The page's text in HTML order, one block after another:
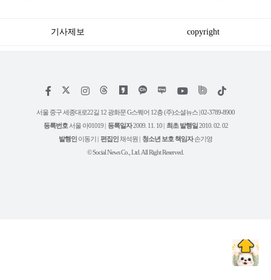
기사제보 copyright
페
스
인
타
램
위
트
유
튜
틱
서울 중구 세종대로22길 12 광화문 G스퀘어 12층 (주)소셜뉴스 | 02-3789-8900
등록번호 서울 아01019 | 등록일자2009. 11. 10 | 최초 발행일 2010. 02. 02
발행인 이동기 | 편집인 채석원 | 청소년 보호 책임자손기영
© Social News Co., Ltd. All Right Reserved.